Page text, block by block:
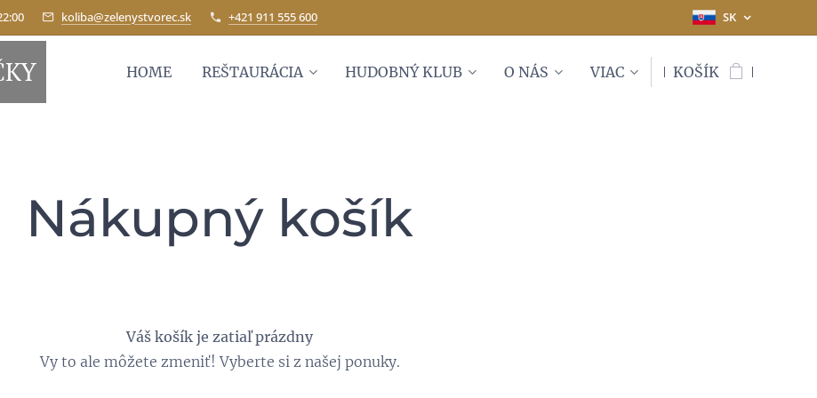
koliba@zelenystvorec.sk +421 911 555 600 SK
HOME REŠTAURÁCIA HUDOBNÝ KLUB O NÁS VIAC KOŠÍK
Nákupný košík
Váš košík je zatiaľ prázdny
Vy to ale môžete zmeniť! Vyberte si z našej ponuky.